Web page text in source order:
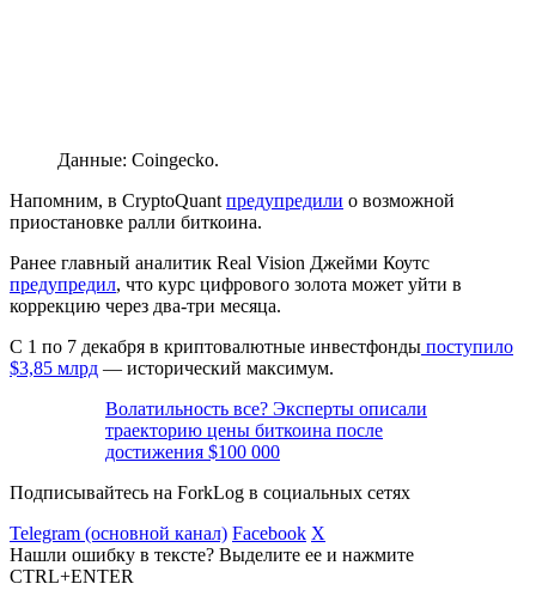
Данные: Coingecko.
Напомним, в CryptoQuant предупредили о возможной
приостановке ралли биткоина.
Ранее главный аналитик Real Vision Джейми Коутс
предупредил, что курс цифрового золота может уйти в
коррекцию через два-три месяца.
С 1 по 7 декабря в криптовалютные инвестфонды поступило
$3,85 млрд — исторический максимум.
Волатильность все? Эксперты описали
траекторию цены биткоина после
достижения $100 000
Подписывайтесь на ForkLog в социальных сетях
Telegram (основной канал) Facebook X
Нашли ошибку в тексте? Выделите ее и нажмите
CTRL+ENTER